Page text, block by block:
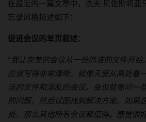
在最近的一篇文章中，杰夫·贝佐斯将亚
忘录风格描述如下：
促进会议的单页叙述：
“我让完美的会议从一份简洁的文件开始
应该写得非常清晰，就像天使从高处看
洁的文件和混乱的会议。会议就像问一
的问题，然后试图找到解决方案。如果
处，那么其他所有会议都值得。感觉很